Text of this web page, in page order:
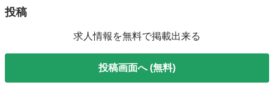
投稿
求人情報を無料で掲載出来る
投稿画面へ (無料)